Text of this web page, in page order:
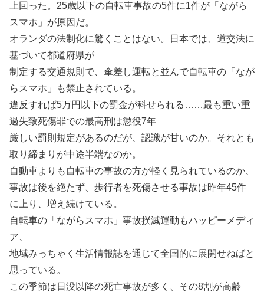
上回った。25歳以下の自転車事故の5件に1件が「ながら
スマホ」が原因だ。
オランダの法制化に驚くことはない。日本では、道交法に
基づいて都道府県が
制定する交通規則で、傘差し運転と並んで自転車の「なが
らスマホ」も禁止されている。
違反すれば5万円以下の罰金が科せられる……最も重い重
過失致死傷罪での最高刑は懲役7年
厳しい罰則規定があるのだが、認識が甘いのか。それとも
取り締まりが中途半端なのか。
自動車よりも自転車の事故の方が軽く見られているのか、
事故は後を絶たず、歩行者を死傷させる事故は昨年45件
に上り、増え続けている。
自転車の「ながらスマホ」事故撲滅運動もハッピーメディ
ア、
地域みっちゃく生活情報誌を通じて全国的に展開せねばと
思っている。
この季節は日没以降の死亡事故が多く、その8割が高齢